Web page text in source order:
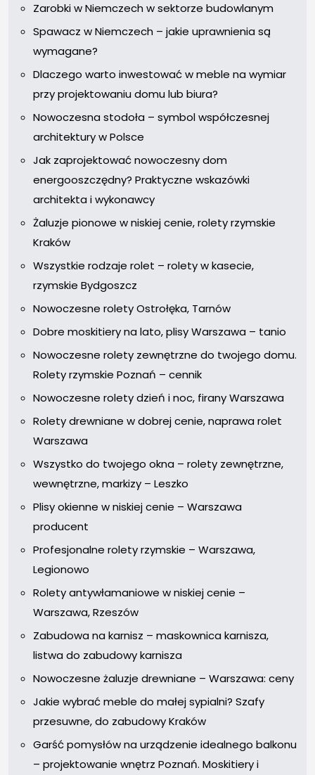
Zarobki w Niemczech w sektorze budowlanym
Spawacz w Niemczech – jakie uprawnienia są
wymagane?
Dlaczego warto inwestować w meble na wymiar
przy projektowaniu domu lub biura?
Nowoczesna stodoła – symbol współczesnej
architektury w Polsce
Jak zaprojektować nowoczesny dom
energooszczędny? Praktyczne wskazówki
architekta i wykonawcy
Żaluzje pionowe w niskiej cenie, rolety rzymskie
Kraków
Wszystkie rodzaje rolet – rolety w kasecie,
rzymskie Bydgoszcz
Nowoczesne rolety Ostrołęka, Tarnów
Dobre moskitiery na lato, plisy Warszawa – tanio
Nowoczesne rolety zewnętrzne do twojego domu.
Rolety rzymskie Poznań – cennik
Nowoczesne rolety dzień i noc, firany Warszawa
Rolety drewniane w dobrej cenie, naprawa rolet
Warszawa
Wszystko do twojego okna – rolety zewnętrzne,
wewnętrzne, markizy – Leszko
Plisy okienne w niskiej cenie – Warszawa
producent
Profesjonalne rolety rzymskie – Warszawa,
Legionowo
Rolety antywłamaniowe w niskiej cenie –
Warszawa, Rzeszów
Zabudowa na karnisz – maskownica karnisza,
listwa do zabudowy karnisza
Nowoczesne żaluzje drewniane – Warszawa: ceny
Jakie wybrać meble do małej sypialni? Szafy
przesuwne, do zabudowy Kraków
Garść pomysłów na urządzenie idealnego balkonu
– projektowanie wnętrz Poznań. Moskitiery i